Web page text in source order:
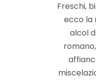
Freschi,
ecco la
alcol